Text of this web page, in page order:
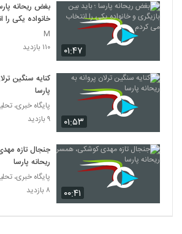
۰۱:۴۷
بغض ریحانه
خانواده یکی
M
۱۱۰ بازدید
۰۱:۵۳
کنایه سنگین
پارسا
پایگاه خبری،
۹ بازدید
۰۰:۴۱
جنجال تازه
ریحانه پارسا
پایگاه خبری،
۸ بازدید